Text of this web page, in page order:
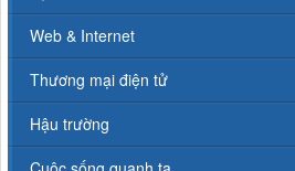
Web & Internet
Thương mại điện tử
Hậu trường